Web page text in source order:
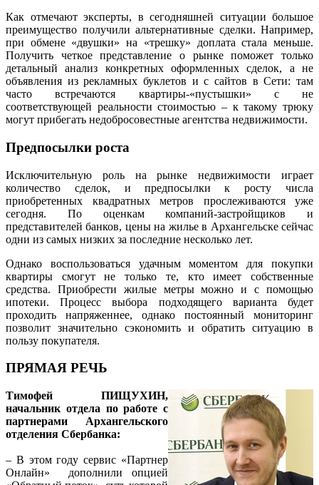
Как отмечают эксперты, в сегодняшней ситуации большое
преимущество получили альтернативные сделки. Например,
при обмене «двушки» на «трешку» доплата стала меньше.
Получить четкое представление о рынке поможет только
детальный анализ конкретных оформленных сделок, а не
объявления из рекламных буклетов и с сайтов в Сети: там
часто встречаются квартиры-«пустышки» с не
соответствующей реальности стоимостью – к такому трюку
могут прибегать недобросовестные агентства недвижимости.
Предпосылки роста
Исключительную роль на рынке недвижимости играет
количество сделок, и предпосылки к росту числа
приобретенных квадратных метров прослеживаются уже
сегодня. По оценкам компаний-застройщиков и
представителей банков, цены на жилье в Архангельске сейчас
одни из самых низких за последние несколько лет.
Однако воспользоваться удачным моментом для покупки
квартиры смогут не только те, кто имеет собственные
средства. Приобрести жилые метры можно и с помощью
ипотеки. Процесс выбора подходящего варианта будет
проходить напряженнее, однако постоянный мониторинг
позволит значительно сэкономить и обратить ситуацию в
пользу покупателя.
ПРЯМАЯ РЕЧЬ
Тимофей ПИЩУХИН,
начальник отдела по работе с
партнерами Архангельского
отделения Сбербанка:
– В этом году сервис «Партнер
Онлайн» дополнили опцией